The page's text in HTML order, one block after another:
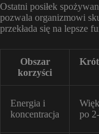
Ostatni posiłek
pozwala organizmowi
przekłada się na lepsze
Obszar
korzyści
Energia i
koncentracja
po